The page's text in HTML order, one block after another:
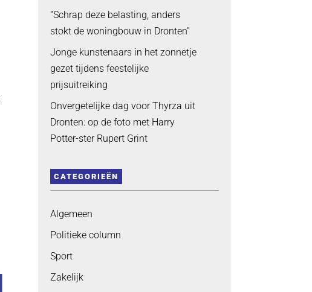
“Schrap deze belasting, anders
stokt de woningbouw in Dronten”
Jonge kunstenaars in het zonnetje
gezet tijdens feestelijke
prijsuitreiking
Onvergetelijke dag voor Thyrza uit
Dronten: op de foto met Harry
Potter-ster Rupert Grint
CATEGORIEËN
Algemeen
Politieke column
Sport
Zakelijk